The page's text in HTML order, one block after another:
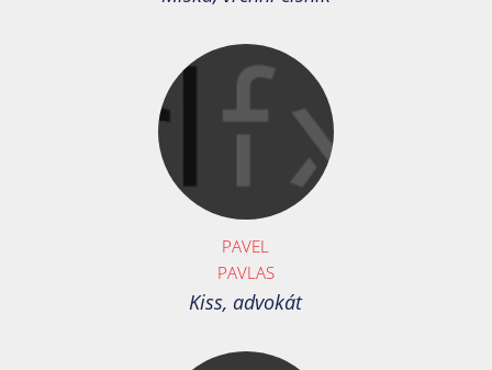
PAVEL
PAVLAS
Kiss, advokát